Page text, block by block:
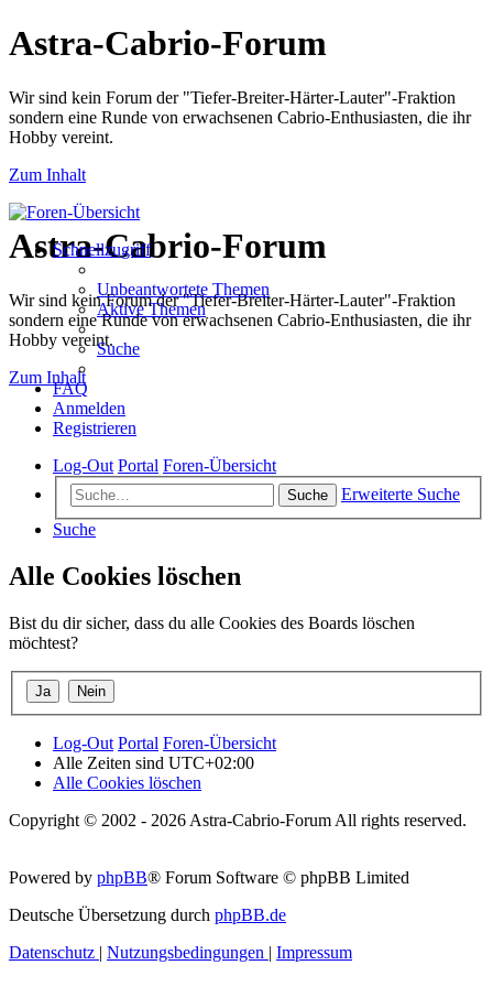
Astra-Cabrio-Forum
Wir sind kein Forum der "Tiefer-Breiter-Härter-Lauter"-Fraktion
sondern eine Runde von erwachsenen Cabrio-Enthusiasten, die ihr
Hobby vereint.
Zum Inhalt
Astra-Cabrio-Forum
Wir sind kein Forum der "Tiefer-Breiter-Härter-Lauter"-Fraktion
sondern eine Runde von erwachsenen Cabrio-Enthusiasten, die ihr
Hobby vereint.
Zum Inhalt
Schnellzugriff
Unbeantwortete Themen
Aktive Themen
Suche
FAQ
Anmelden
Registrieren
Log-Out Portal Foren-Übersicht
Suche
Erweiterte Suche
Suche
Alle Cookies löschen
Bist du dir sicher, dass du alle Cookies des Boards löschen
möchtest?
Log-Out Portal Foren-Übersicht
Alle Zeiten sind UTC+02:00
Alle Cookies löschen
Copyright © 2002 - 2026 Astra-Cabrio-Forum All rights reserved.
Powered by phpBB® Forum Software © phpBB Limited
Deutsche Übersetzung durch phpBB.de
Datenschutz | Nutzungsbedingungen | Impressum